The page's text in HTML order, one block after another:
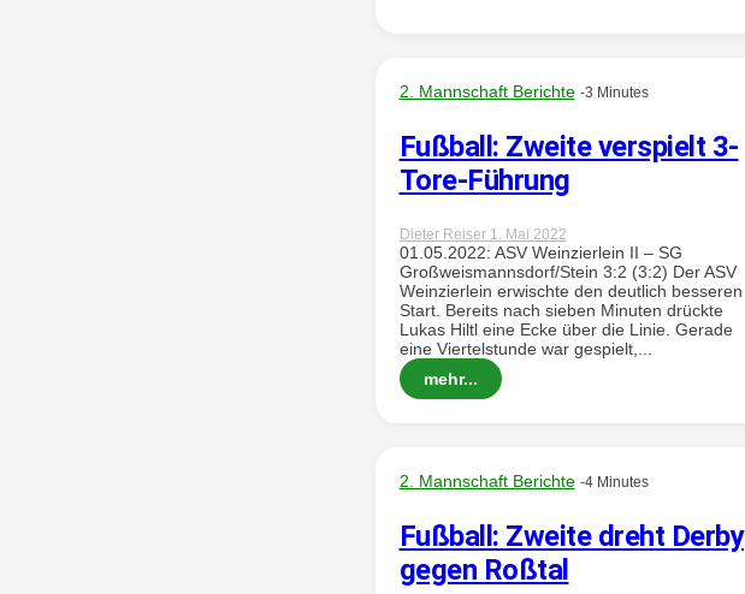
2. Mannschaft Berichte -3 Minutes
Fußball: Zweite verspielt 3-
Tore-Führung
Dieter Reiser 1. Mai 2022
01.05.2022: ASV Weinzierlein II – SG
Großweismannsdorf/Stein 3:2 (3:2) Der ASV
Weinzierlein erwischte den deutlich besseren
Start. Bereits nach sieben Minuten drückte
Lukas Hiltl eine Ecke über die Linie. Gerade
eine Viertelstunde war gespielt,...
mehr...
2. Mannschaft Berichte -4 Minutes
Fußball: Zweite dreht Derby
gegen Roßtal